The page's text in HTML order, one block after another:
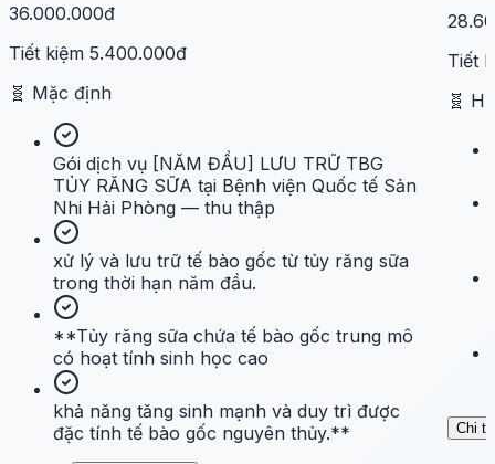
36.000.000đ
Tiết kiệm 5.400.000đ
🧬 Mặc định
Gói dịch vụ [NĂM ĐẦU] LƯU TRỮ TBG
TỦY RĂNG SỮA tại Bệnh viện Quốc tế Sản
Nhi Hải Phòng — thu thập
xử lý và lưu trữ tế bào gốc từ tủy răng sữa
trong thời hạn năm đầu.
**Tủy răng sữa chứa tế bào gốc trung mô
có hoạt tính sinh học cao
khả năng tăng sinh mạnh và duy trì được
đặc tính tế bào gốc nguyên thủy.**
Tiết
🧬
Chi